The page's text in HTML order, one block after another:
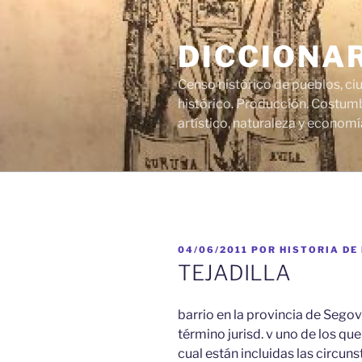
Censo histórico de pueblos,
histórico. Producción.
artístico, naturaleza y
PUBLICADO
EL
04/06/2011 POR HISTORIA DE
TEJADILLA
barrio en la provincia de
término jurisd. v uno de los
cual están incluidas las